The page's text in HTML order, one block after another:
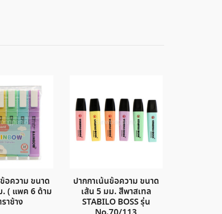
อความ ขนาด
. ( แพค 6 ด้าม
าช้าง
ปากกาเน้นข้อความ ขนาด
เส้น 5 มม. สีพาสเทล
STABILO BOSS รุ่น